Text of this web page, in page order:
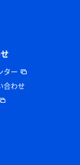
ター
合わせ